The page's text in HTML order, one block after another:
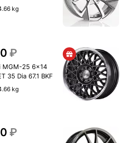
P
kg
₽
MGM-25 6x14
35 Dia 67.1 BKF
kg
₽